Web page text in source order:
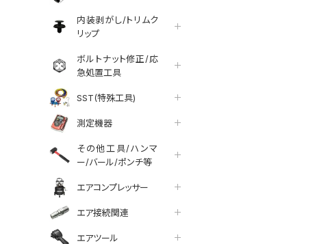
内装剥がし/トリムク
リップ
ボルトナット修正/応
急処置工具
SST(特殊工具)
測定機器
その他工具/ハンマ
ー/バール/ポンチ等
エアコンプレッサー
エア接続関連
エアツール